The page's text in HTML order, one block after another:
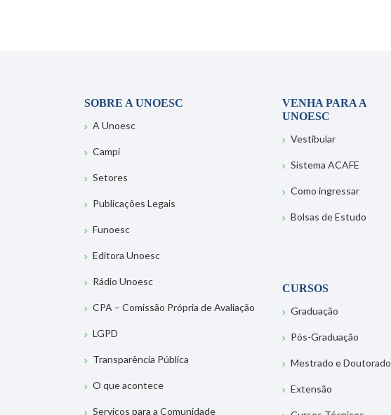
SOBRE A UNOESC
A Unoesc
Campi
Setores
Publicações Legais
Funoesc
Editora Unoesc
Rádio Unoesc
CPA – Comissão Própria de Avaliação
LGPD
Transparência Pública
O que acontece
Serviços para a Comunidade
VENHA PARA A
UNOESC
Vestibular
Sistema ACAFE
Como ingressar
Bolsas de Estudo
CURSOS
Graduação
Pós-Graduação
Mestrado e Doutorado
Extensão